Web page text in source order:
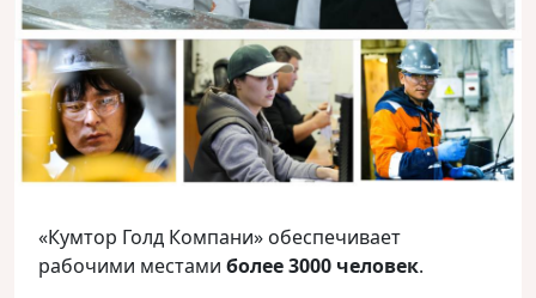
«Кумтор Голд Компани» обеспечивает
рабочими местами более 3000 человек.